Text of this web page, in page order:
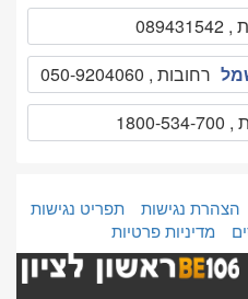
רחובות , 050-9204060
הצהרת נגישות
תפריט נגישות
מדיניות פרטיות